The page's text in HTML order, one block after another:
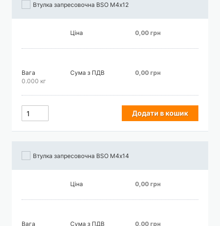
Втулка запресовочна BSO М4х12
Ціна 0,00 грн
Вага
0.000 кг
Сума з ПДВ 0,00 грн
Додати в кошик
Втулка запресовочна BSO М4х14
Ціна 0,00 грн
Вага
Сума з ПДВ 0,00 грн